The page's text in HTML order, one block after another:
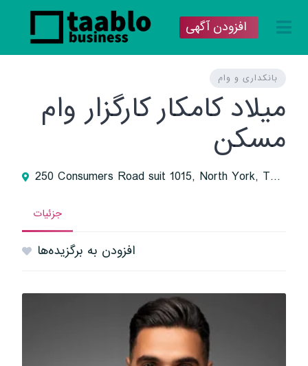
افزودن آگهی
بانکداری و وام
میلاد کامکار کارگزار وام
مسکن
250 Consumers Road suit 1015, North York, Toronto, ON, Canada
جزئیات
افزودن به برگزیده‌ها